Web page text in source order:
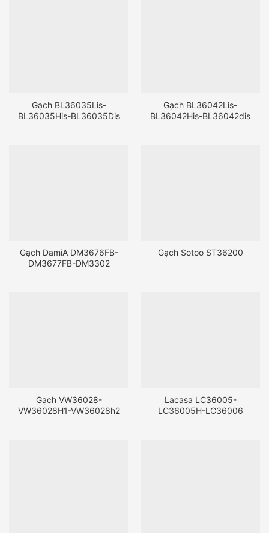
Gạch BL36035Lis-
BL36035His-BL36035Dis
Gạch BL36042Lis-
BL36042His-BL36042dis
Gạch DamiA DM3676FB-
DM3677FB-DM3302
Gạch Sotoo ST36200
Gạch VW36028-
VW36028H1-VW36028h2
Lacasa LC36005-
LC36005H-LC36006